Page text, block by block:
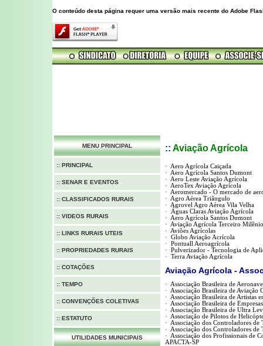
O conteúdo desta página requer uma versão mais recente do Adobe
MENU PRINCIPAL
:: PRINCIPAL
:: SENAR E EVENTOS
:: CLASSIFICADOS RURAIS
:: VIDEOS RURAIS
:: LINKS RURAIS UTEIS
:: PROPRIEDADES RURAIS
:: COTAÇÕES
:: TEMPO
:: CONVENÇÕES COLETIVAS
:: ESTATUTO
UTILIDADES MUNICIPAIS
:: Aviação Agrícola
·
Aero Agrícola Caiçada
·
Aero Agrícola Santos Dumont
·
Aero Leste Aviação Agrícola
·
AeroTex Aviação Agrícola
·
Aeromercado - O mercado de
·
Agro Aérea Triângulo
·
Agrovel Agro Aérea Vila Velha
·
Águas Claras Aviação Agrícola
·
Aero Agrícola Santos Dumont
·
Aviação Agrícola Terceiro Milênio
·
Aviões Agrícolas
·
Globo Aviação Acrícola
·
Pontuall Aeroagrícola
·
Pulverizador - Tecnologia de
·
Terra Aviação Agrícola
Aviação Agrícola -
·
Associação Brasileira de
·
Associação Brasileira de Aviação
·
Associação Brasileira de Artistas
·
Associação Brasileira de
·
Associação Brasileira de Ultra
·
Associação de Pilotos de
·
Associação dos Controladores
·
Associação dos Controladores
·
Associação dos Profissionais de
APACTA-SP